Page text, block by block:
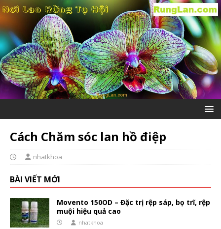
Cách Chăm sóc lan hồ điệp
nhatkhoa
BÀI VIẾT MỚI
Movento 150OD – Đặc trị rệp sáp, bọ trĩ, rệp
muội hiệu quả cao
nhatkhoa